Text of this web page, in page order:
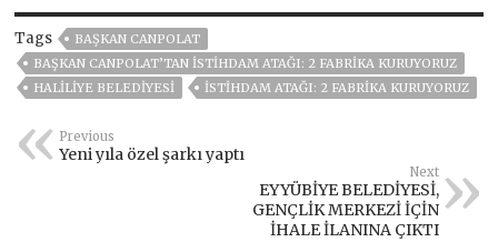
Tags
BAŞKAN CANPOLAT
BAŞKAN CANPOLAT’TAN İSTİHDAM ATAĞI: 2 FABRİKA KURUYORUZ
HALİLİYE BELEDİYESİ
İSTİHDAM ATAĞI: 2 FABRİKA KURUYORUZ
Previous
Yeni yıla özel şarkı yaptı
Next
EYYÜBİYE BELEDİYESİ,
GENÇLİK MERKEZİ İÇİN
İHALE İLANINA ÇIKTI